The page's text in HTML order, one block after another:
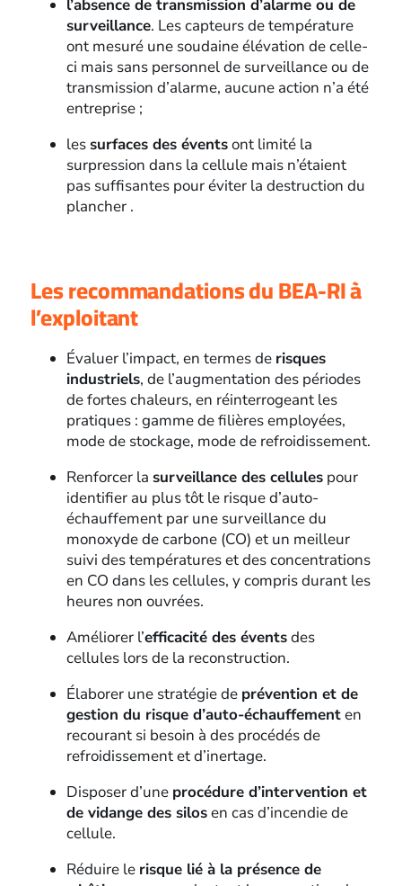
l’absence de transmission d’alarme ou de
surveillance. Les capteurs de température
ont mesuré une soudaine élévation de celle-
ci mais sans personnel de surveillance ou de
transmission d’alarme, aucune action n’a été
entreprise ;
lessurfaces des éventsont limité la
surpression dans la cellule mais n’étaient
pas suffisantes pour éviter la destruction du
plancher .
Les recommandations du BEA-RI à
l’exploitant
Évaluer l’impact, en termes de risques
industriels, de l’augmentation des périodes
de fortes chaleurs, en réinterrogeant les
pratiques : gamme de filières employées,
mode de stockage, mode de refroidissement.
Renforcer lasurveillance des cellules pour
identifier au plus tôt le risque d’auto-
échauffement par une surveillance du
monoxyde de carbone (CO) et un meilleur
suivi des températures et des concentrations
en CO dans les cellules, y compris durant les
heures non ouvrées.
Améliorer l’efficacité des éventsdes
cellules lors de la reconstruction.
Élaborer une stratégie de prévention et de
gestion du risque d’auto-échauffementen
recourant si besoin à des procédés de
refroidissement et d’inertage.
Disposer d’une procédure d’intervention et
de vidange des silosen cas d’incendie de
cellule.
Réduire le risque lié à la présence de